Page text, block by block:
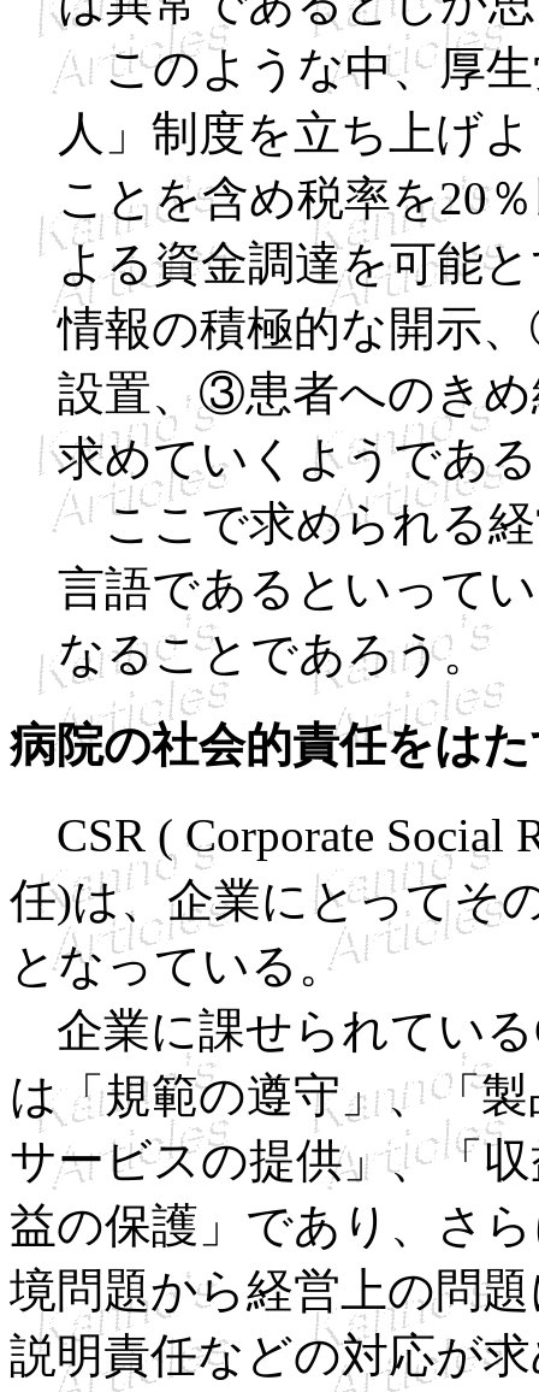
このような中、厚生
人」制度を立ち上げ
ことを含め税率を20
よる資金調達を可能
情報の積極的な開示
設置、③患者へのき
求めていくようであ
ここで求められる経
言語であるといって
なることであろう。
病院の社会的責任をは
CSR ( Corporate
任)は、企業にとってそ
となっている。
企業に課せられている
は「規範の遵守」、「
サービスの提供」、「
益の保護」であり、さ
境問題から経営上の問
説明責任などの対応が